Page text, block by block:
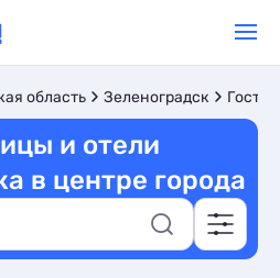
область Зеленоградск
и отели
в центре города